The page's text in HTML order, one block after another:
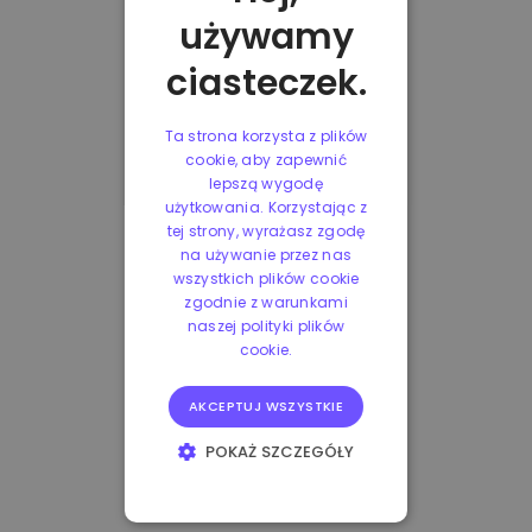
używamy
ciasteczek.
Ta strona korzysta z plików
cookie, aby zapewnić
lepszą wygodę
użytkowania. Korzystając z
tej strony, wyrażasz zgodę
na używanie przez nas
wszystkich plików cookie
zgodnie z warunkami
naszej polityki plików
cookie.
AKCEPTUJ WSZYSTKIE
POKAŻ SZCZEGÓŁY